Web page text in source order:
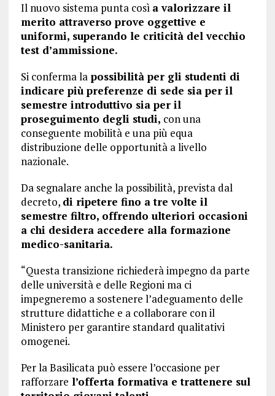
Il nuovo sistema punta così a valorizzare il
merito attraverso prove oggettive e
uniformi, superando le criticità del vecchio
test d’ammissione.
Si conferma lapossibilità per gli studenti di
indicare più preferenze di sede sia per il
semestre introduttivo sia per il
proseguimento degli studi, con una
conseguente mobilità e una più equa
distribuzione delle opportunità a livello
nazionale.
Da segnalare anche la possibilità, prevista dal
decreto, di ripetere fino a tre volte il
semestre filtro, offrendo ulteriori occasioni
a chi desidera accedere alla formazione
medico-sanitaria.
“Questa transizione richiederà impegno da parte
delle università e delle Regioni ma ci
impegneremo a sostenere l’adeguamento delle
strutture didattiche e a collaborare con il
Ministero per garantire standard qualitativi
omogenei.
Per la Basilicata può essere l’occasione per
rafforzare l’offerta formativa e trattenere sul